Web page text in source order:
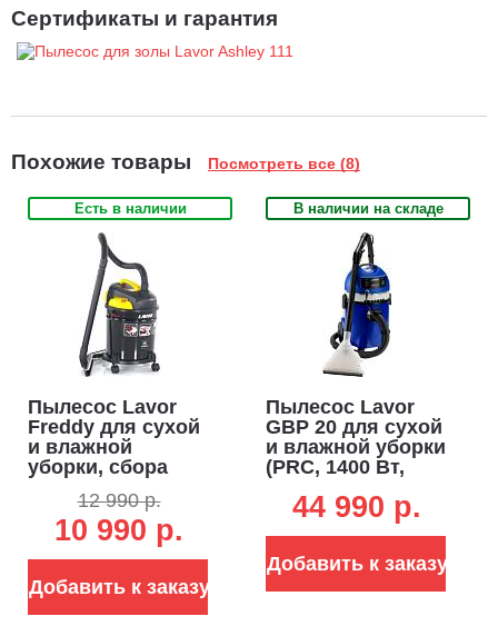
Сертификаты и гарантия
Похожие товары Посмотреть все (8)
Есть в наличии
Пылесос Lavor
Freddy для сухой
и влажной
уборки, сбора
Вт, 2100 л/мин,
180 мбар,
контейнер 20 л.,
шланг 1.5 м., 7 кг.)
12 990 р.
10 990 р.
Добавить к заказу
В наличии на складе
Пылесос Lavor
GBP 20 для сухой
и влажной уборки
(PRC, 1400 Вт,
мбар, контейнер
20 л., шланг 2 м.,
44 990 p.
Добавить к заказу